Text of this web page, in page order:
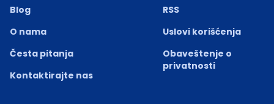
Blog
O nama
Česta pitanja
Kontaktirajte nas
RSS
Uslovi korišćenja
Obaveštenje o
privatnosti